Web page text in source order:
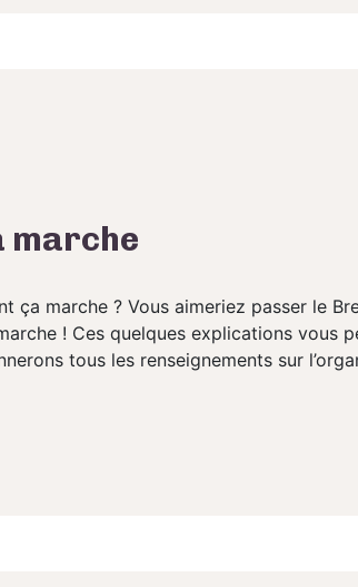
marche
ça marche ? Vous aimeriez passer le
! Ces quelques explications vous
tous les renseignements sur